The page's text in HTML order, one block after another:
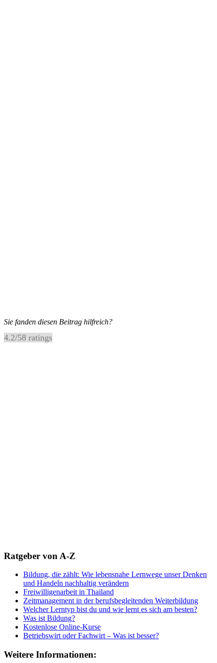
Sie fanden diesen Beitrag hilfreich?
4.2/58 ratings
Ratgeber von A-Z
Bildung, die zählt: Wie lebensnahe Lernwege unser Denken
und Handeln nachhaltig verändern
Freiwilligenarbeit in Thailand
Zeitmanagement in der berufsbegleitenden Weiterbildung
Welcher Lerntyp bist du und wie lernt es sich am besten?
Was ist Bildung?
Kostenlose Online-Kurse
Betriebswirt oder Fachwirt – Was ist besser?
Weitere Informationen: